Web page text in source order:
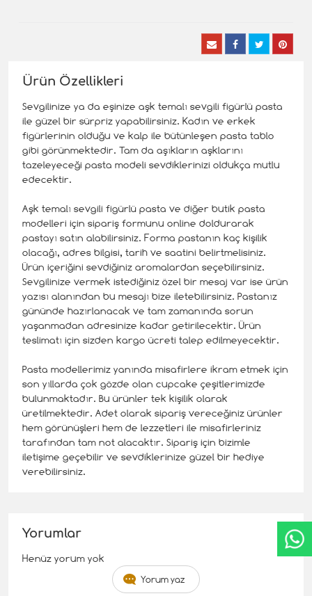
Ürün Özellikleri
Sevgilinize ya da eşinize aşk temalı sevgili figürlü pasta
ile güzel bir sürpriz yapabilirsiniz. Kadın ve erkek
figürlerinin olduğu ve kalp ile bütünleşen pasta tablo
gibi görünmektedir. Tam da aşıkların aşklarını
tazeleyeceği pasta modeli sevdiklerinizi oldukça mutlu
edecektir.
Aşk temalı sevgili figürlü pasta ve diğer butik pasta
modelleri için sipariş formunu online doldurarak
pastayı satın alabilirsiniz. Forma pastanın kaç kişilik
olacağı, adres bilgisi, tarih ve saatini belirtmelisiniz.
Ürün içeriğini sevdiğiniz aromalardan seçebilirsiniz.
Sevgilinize vermek istediğiniz özel bir mesaj var ise ürün
yazısı alanından bu mesajı bize iletebilirsiniz. Pastanız
gününde hazırlanacak ve tam zamanında sorun
yaşanmadan adresinize kadar getirilecektir. Ürün
teslimatı için sizden kargo ücreti talep edilmeyecektir.
Pasta modellerimiz yanında misafirlere ikram etmek için
son yıllarda çok gözde olan cupcake çeşitlerimizde
bulunmaktadır. Bu ürünler tek kişilik olarak
üretilmektedir. Adet olarak sipariş vereceğiniz ürünler
hem görünüşleri hem de lezzetleri ile misafirleriniz
tarafından tam not alacaktır. Sipariş için bizimle
iletişime geçebilir ve sevdiklerinize güzel bir hediye
verebilirsiniz.
Yorumlar
Henüz yorum yok
Yorum yaz